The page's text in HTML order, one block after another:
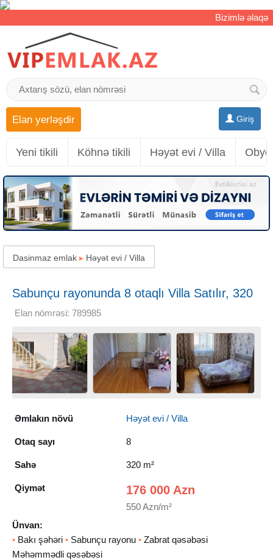
Bizimlə əlaqə
Giriş
Elan yerləşdir
Yeni tikili Köhnə tikili Həyət evi / Villa
Dasinmaz emlak ▸ Həyət evi / Villa
Sabunçu rayonunda 8 otaqlı Villa Satılır, 320
m²
Elan nömrəsi: 789985
Əmlakın növü Həyət evi / Villa
Otaq sayı 8
Sahə 320 m²
Qiymət 176 000 Azn
550 Azn/m²
Ünvan:
• Bakı şəhəri • Sabunçu rayonu • Zabrat qəsəbəsi
Məhəmmədli qəsəbəsi